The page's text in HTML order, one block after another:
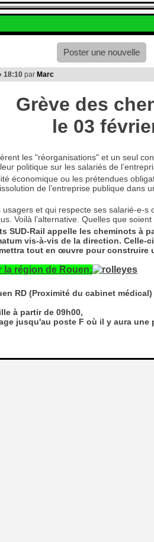
Poster une nouvelle
18:10 par Marc
Grève des
le 03
les "réorganisations" et un seul
politique sur les salariés de
économique ou les prétendues
de l’entreprise publique dans
et qui respecte ses salarié-e-
Voilà l’alternative. Quelles que
SUD-Rail appelle les cheminots à
vis-à-vis de la direction.
tout en œuvre pour
la région de Rouen:
RD (Proximité du cabinet
à partir de 09h00,
jusqu'au poste F où il y aura